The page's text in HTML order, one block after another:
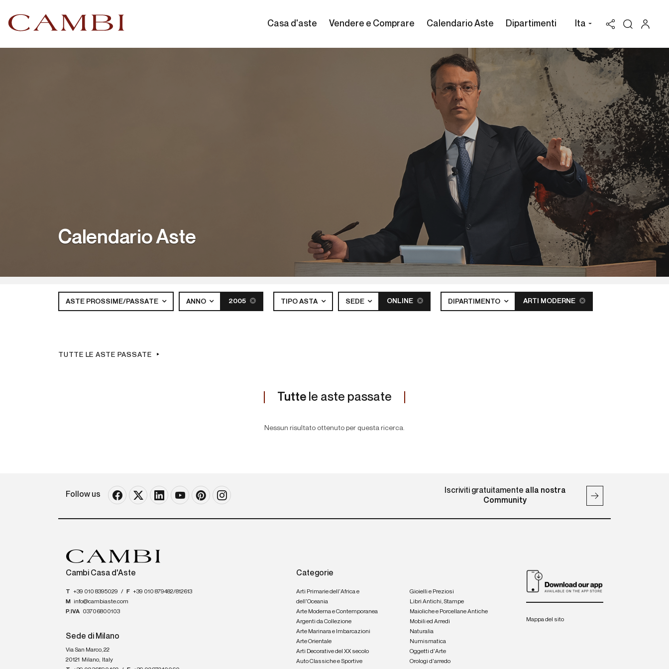
Casa d'aste Vendere e Comprare Calendario Aste Dipartimenti Ita
Calendario Aste
ASTE PROSSIME/PASSATE ANNO 2005 TIPO ASTA SEDE ONLINE DIPARTIMENTO ARTI MODERNE
TUTTE LE ASTE PASSATE
Tutte le aste passate
Nessun risultato ottenuto per questa ricerca.
Follow us Iscriviti gratuitamente alla nostra
Community
Cambi Casa d'Aste
T +39 010 8395029 / F +39 010 879482/812613
M
info@cambiaste.com
P.IVA 03706800103
Sede di Milano
Via San Marco, 22
20121
Milano, Italy
Categorie
Arti Primarie dell'Africa e
dell'Oceania
Arte Moderna e Contemporanea
Argenti da Collezione
Arte Marinara e Imbarcazioni
Arte Orientale
Arti Decorative del XX secolo
Auto Classiche e Sportive
Gioielli e Preziosi
Libri Antichi, Stampe
Maioliche e Porcellane Antiche
Mobili ed Arredi
Naturalia
Numismatica
Oggetti d'Arte
Orologi d'arredo
Mappa del sito